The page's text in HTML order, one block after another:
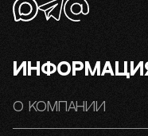
О компании